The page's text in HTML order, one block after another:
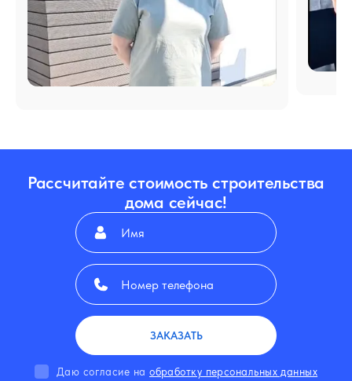
Рассчитайте стоимость строительства
дома сейчас!
ЗАКАЗАТЬ
Даю согласие наобработку персональных данных